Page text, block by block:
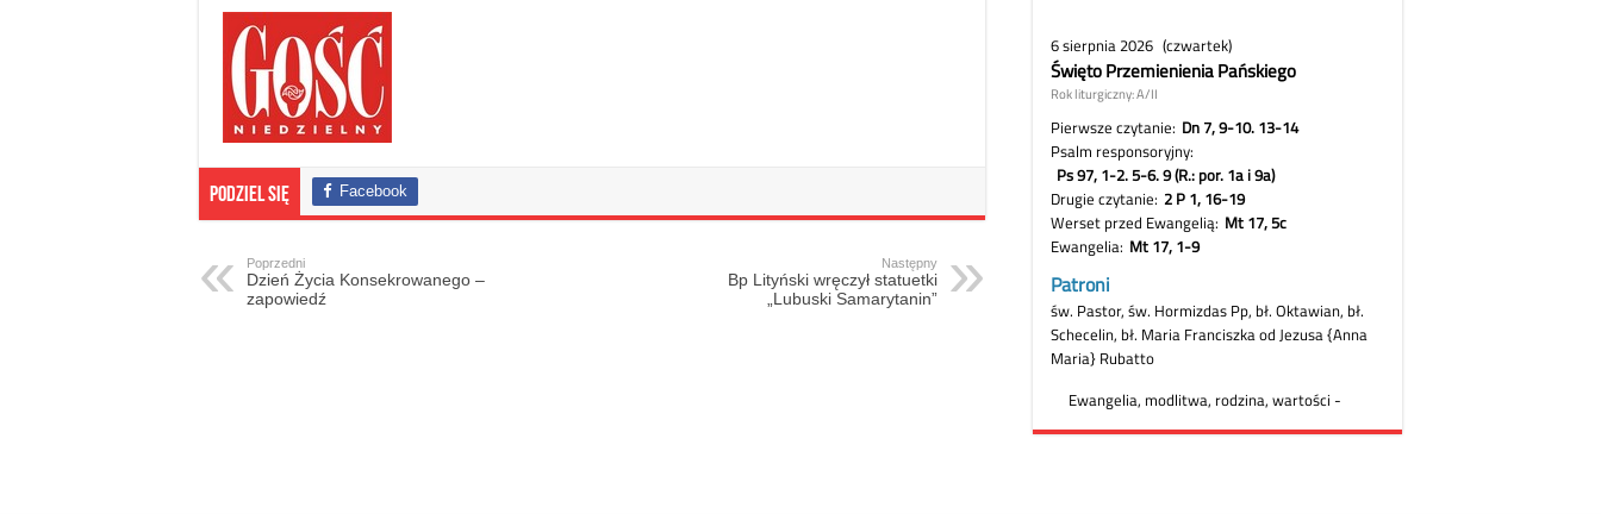
Podziel się Facebook
Poprzedni
Dzień Życia Konsekrowanego –
zapowiedź
Następny
Bp Lityński wręczył statuetki
„Lubuski Samarytanin”